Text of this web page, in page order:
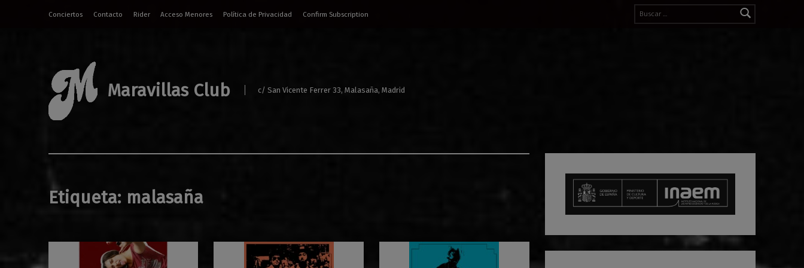
Buscar:
Conciertos
Contacto Rider Acceso Menores Política de Privacidad Confirm Subscription
Maravillas Club c/ San Vicente Ferrer 33, Malasaña, Madrid
Etiqueta: malasaña